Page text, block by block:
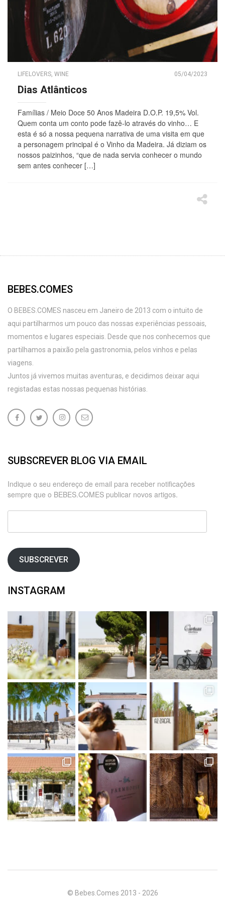
LIFELOVERS WINE 05/04/2023
Dias Atlânticos
Famílias / Meio Doce 50 Anos Madeira D.O.P. 19,5% Vol.
Quem conta um conto pode fazê-lo através do vinho… E
esta é só a nossa pequena narrativa de uma visita em que
a personagem principal é o Vinho da Madeira. Já diziam os
nossos paizinhos, “que de nada servia conhecer o mundo
sem antes conhecer […]
BEBES.COMES
O BEBES.COMES nasceu em Janeiro de 2013 com o intuito de
aqui partilharmos um pouco das nossas experiências pessoais,
momentos e lugares especiais. Desde que nos conhecemos que
partilhamos a paixão pela gastronomia, pelos vinhos e pelas
viagens.
Juntos já vivemos muitas aventuras, e decidimos deixar aqui
registadas estas nossas pequenas histórias.
SUBSCREVER BLOG VIA EMAIL
Indique o seu endereço de email para receber notificações
sempre que o BEBES.COMES publicar novos artigos.
Endereço
email
SUBSCREVER
INSTAGRAM
© Bebes.Comes 2013 - 2026